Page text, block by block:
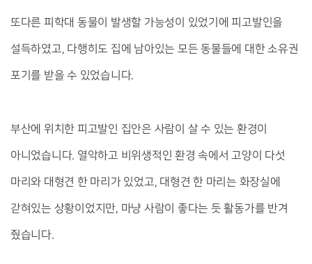
또다른 피학대 동물이 발생할 가능성이 있었기에 피고발인을
설득하였고, 다행히도 집에 남아있는 모든 동물들에 대한 소유권
포기를 받을 수 있었습니다.
부산에 위치한 피고발인 집안은 사람이 살 수 있는 환경이
아니었습니다. 열악하고 비위생적인 환경 속에서 고양이 다섯
마리와 대형견 한 마리가 있었고, 대형견 한 마리는 화장실에
갇혀있는 상황이었지만, 마냥 사람이 좋다는 듯 활동가를 반겨
줬습니다.